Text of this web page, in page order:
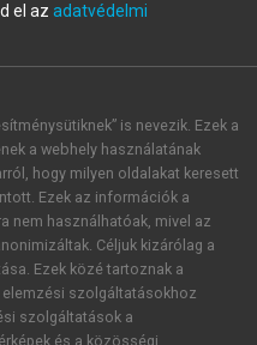
automatikusan
el az adatvédelmi
is nevezik. Ezek a
a webhely használatának
hogy milyen oldalakat keresett
Ezek az információk a
nem használhatóak, mivel az
Céljuk kizárólag a
Ezek közé tartoznak a
szolgáltatásokhoz
szolgáltatások a
és a közösségi